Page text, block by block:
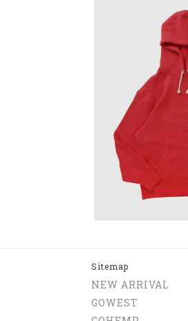
Sitemap
NEW ARRIVAL
GOWEST